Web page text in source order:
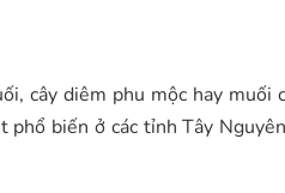
cây diêm phu mộc hay muối
phổ biến ở các tỉnh Tây